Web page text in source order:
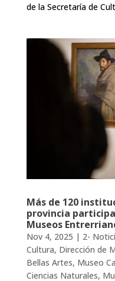
de la Secretaría de
Más de 120
provincia
Museos
Nov 4, 2025 | 2-
Cultura, Dirección de
Bellas Artes, Museo
Ciencias Naturales,